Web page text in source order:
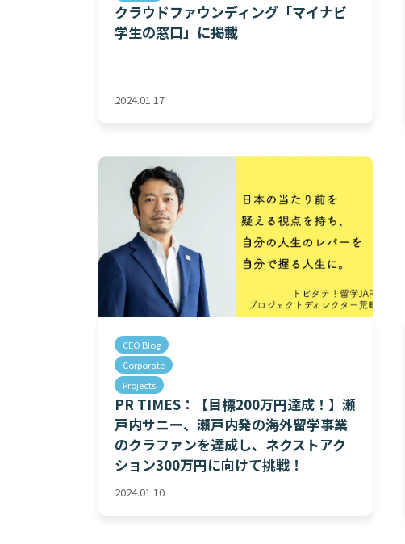
クラウドファウンディング「マイナビ
学生の窓口」に掲載
2024.01.17
CEO Blog
Corporate
Projects
PR TIMES：【目標200万円達成！】瀬
戸内サニー、瀬戸内発の海外留学事業
のクラファンを達成し、ネクストアク
ション300万円に向けて挑戦！
2024.01.10